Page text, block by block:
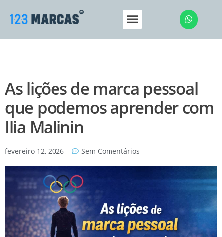
As lições de marca pessoal
que podemos aprender com
Ilia Malinin
fevereiro 12, 2026 Sem Comentários